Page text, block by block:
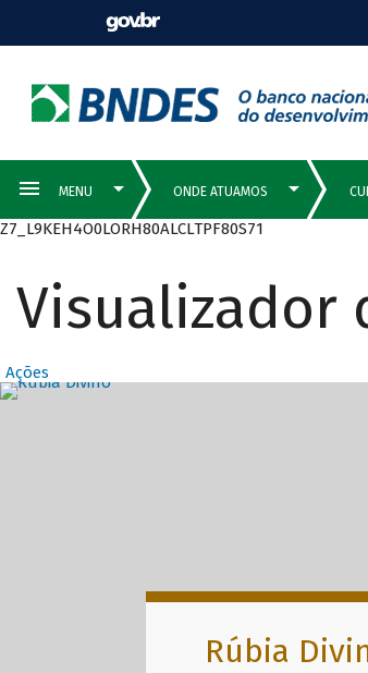
Z7_L9KEH4O0LORH80ALCLTPF80S71
Visualizador
Ações
Destaques
Rúbia